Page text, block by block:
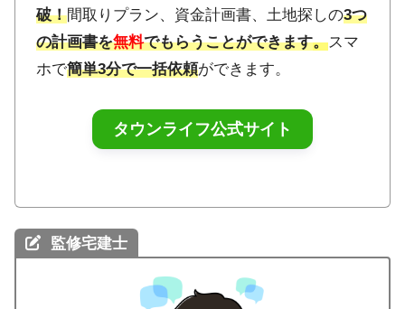
破！間取りプラン、資金計画書、土地探しの3つ
の計画書を無料でもらうことができます。スマ
ホで簡単3分で一括依頼ができます。
タウンライフ公式サイト
監修宅建士